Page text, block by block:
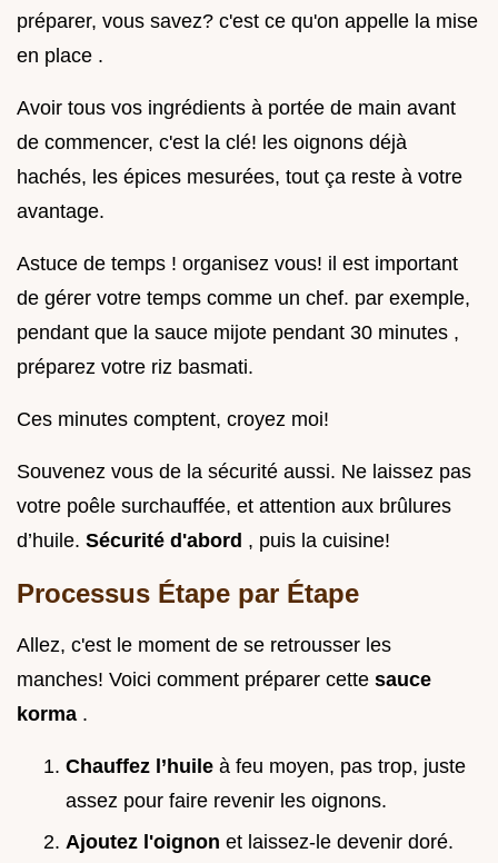
préparer, vous savez? c'est ce qu'on appelle la mise
en place .
Avoir tous vos ingrédients à portée de main avant
de commencer, c'est la clé! les oignons déjà
hachés, les épices mesurées, tout ça reste à votre
avantage.
Astuce de temps ! organisez vous! il est important
de gérer votre temps comme un chef. par exemple,
pendant que la sauce mijote pendant 30 minutes ,
préparez votre riz basmati.
Ces minutes comptent, croyez moi!
Souvenez vous de la sécurité aussi. Ne laissez pas
votre poêle surchauffée, et attention aux brûlures
d’huile. Sécurité d'abord , puis la cuisine!
Processus Étape par Étape
Allez, c'est le moment de se retrousser les
manches! Voici comment préparer cette sauce
korma .
Chauffez l’huile à feu moyen, pas trop, juste
assez pour faire revenir les oignons.
Ajoutez l'oignon et laissez-le devenir doré.